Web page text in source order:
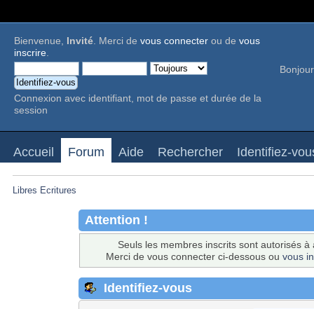
Bienvenue, Invité. Merci de vous connecter ou de vous
inscrire.
Connexion avec identifiant, mot de passe et durée de la
session
Accueil Forum Aide Rechercher Identifiez-
Libres Ecritures
Attention !
Seuls les membres inscrits sont autorisés
Merci de vous connecter ci-dessous ou vous
Identifiez-vous